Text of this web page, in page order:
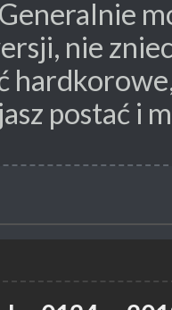
nie
postać i